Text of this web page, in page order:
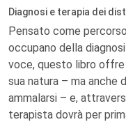
Diagnosi e terapia dei
Pensato come
occupano della
voce, questo libro offre
sua natura – ma anche
ammalarsi – e,
terapista dovrà per